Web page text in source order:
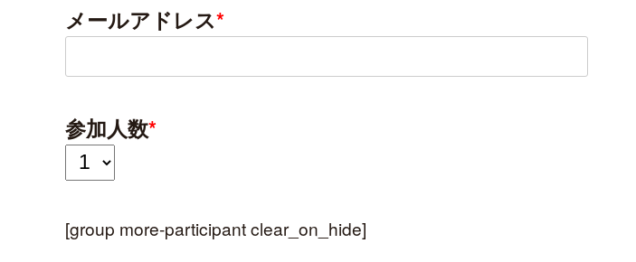
メールアドレス*
参加人数*
[group more-participant clear_on_hide]